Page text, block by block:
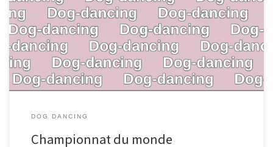
DOG DANCING
Championnat du monde